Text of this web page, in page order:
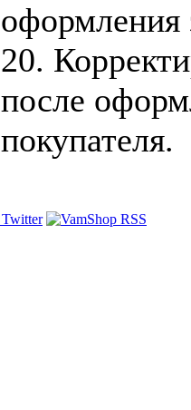
оформления
20.
после
покупателя.